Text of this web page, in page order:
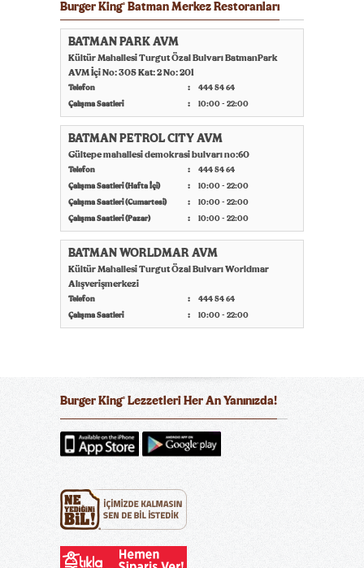
Burger King® Batman Merkez Restoranları
BATMAN PARK AVM
Kültür Mahallesi Turgut Özal Bulvarı BatmanPark
AVM İçi No: 305 Kat: 2 No: 201
Telefon
444 54 64
Çalışma Saatleri
10:00 - 22:00
BATMAN PETROL CITY AVM
Gültepe mahallesi demokrasi bulvarı no:60
Telefon
444 54 64
Çalışma Saatleri (Hafta İçi)
10:00 - 22:00
Çalışma Saatleri (Cumartesi)
10:00 - 22:00
Çalışma Saatleri (Pazar)
10:00 - 22:00
BATMAN WORLDMAR AVM
Kültür Mahallesi Turgut Özal Bulvarı Worldmar
Alışverişmerkezi
Telefon
444 54 64
Çalışma Saatleri
10:00 - 22:00
Burger King® Lezzetleri Her An Yanınızda!